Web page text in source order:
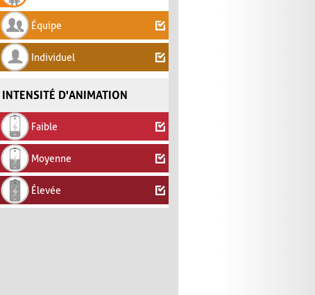
Équipe
Individuel
INTENSITÉ D'ANIMATION
Faible
Moyenne
Élevée